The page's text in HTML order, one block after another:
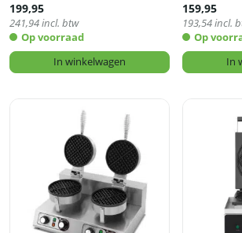
199,95
241,94incl. btw
Op voorraad
In winkelwagen
159,95
193,54incl.
Op
In